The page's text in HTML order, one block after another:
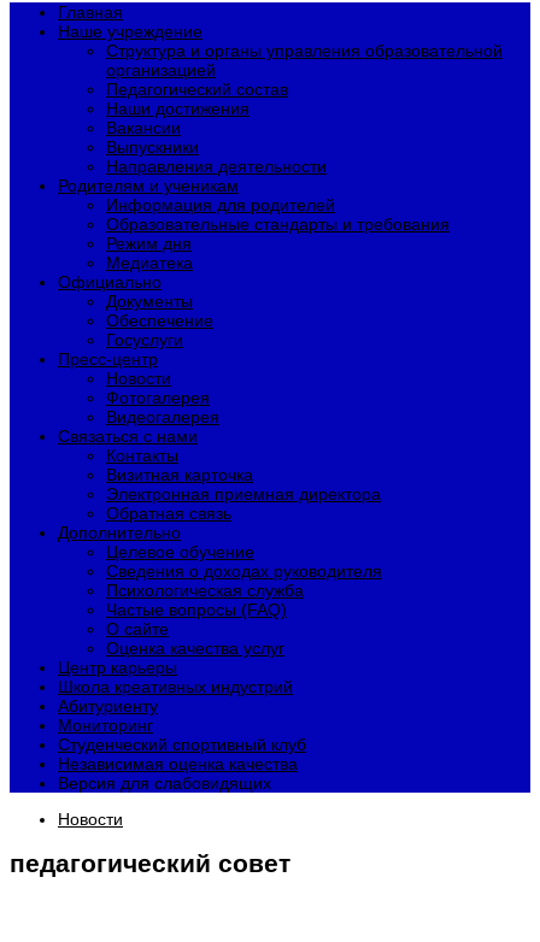
Главная
Наше учреждение
Структура и органы управления образовательной
организацией
Педагогический состав
Наши достижения
Вакансии
Выпускники
Направления деятельности
Родителям и ученикам
Информация для родителей
Образовательные стандарты и требования
Режим дня
Медиатека
Официально
Документы
Обеспечение
Госуслуги
Пресс-центр
Новости
Фотогалерея
Видеогалерея
Связаться с нами
Контакты
Визитная карточка
Электронная приемная директора
Обратная связь
Дополнительно
Целевое обучение
Сведения о доходах руководителя
Психологическая служба
Частые вопросы (FAQ)
О сайте
Оценка качества услуг
Центр карьеры
Школа креативных индустрий
Абитуриенту
Мониторинг
Студенческий спортивный клуб
Независимая оценка качества
Версия для слабовидящих
Новости
педагогический совет